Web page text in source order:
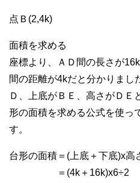
点Ｂ(2,4k)
面積を求める
座標より、ＡＤ間の長さが
間の距離が4kだと分かりまし
Ｄ、上底がＢＥ、高さがＤＥ
形の面積を求める公式を使っ
す。
台形の面積＝(上底＋下底)x高
＝(4k＋16k)x6÷2